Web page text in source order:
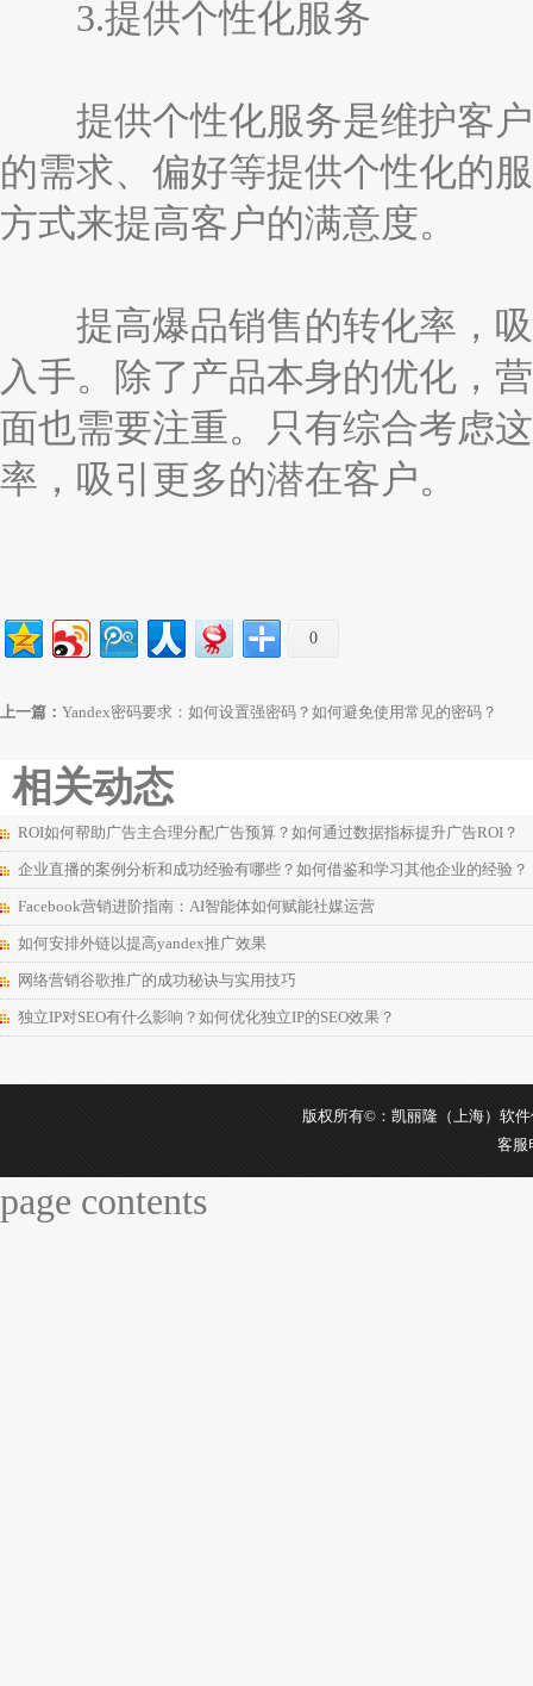
3.提供个性化服务
提供个性化服务是维护客户
的需求、偏好等提供个性化的
方式来提高客户的满意度。
提高爆品销售的转化率，吸
入手。除了产品本身的优化，
面也需要注重。只有综合考虑
率，吸引更多的潜在客户。
0
上一篇： Yandex密码要求：如何设置强密码？如何避免使用常见的密码？
相关动态
ROI如何帮助广告主合理分配广告预算？如何通过数据指标提升广告ROI？
企业直播的案例分析和成功经验有哪些？如何借鉴和学习其他企业的经验？
Facebook营销进阶指南：AI智能体如何赋能社媒运营
如何安排外链以提高yandex推广效果
网络营销谷歌推广的成功秘诀与实用技巧
独立IP对SEO有什么影响？如何优化独立IP的SEO效果？
版权所有©：凯丽隆（上海）软
客服
page contents